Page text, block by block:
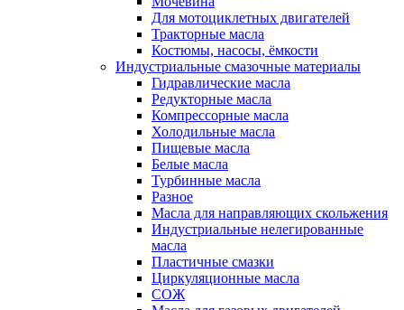
Для мотоциклетных двигателей
Тракторные масла
Костюмы, насосы, ёмкости
Индустриальные смазочные материалы
Гидравлические масла
Редукторные масла
Компрессорные масла
Холодильные масла
Пищевые масла
Белые масла
Турбинные масла
Разное
Масла для направляющих скольжения
Индустриальные нелегированные
масла
Пластичные смазки
Циркуляционные масла
СОЖ